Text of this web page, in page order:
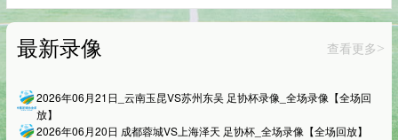
最新录像 查看更多>
2026年06月21日_云南玉昆VS苏州东吴 足协杯录像_全场录像【全场回
放】
2026年06月20日 成都蓉城VS上海泽天 足协杯_全场录像【全场回放】